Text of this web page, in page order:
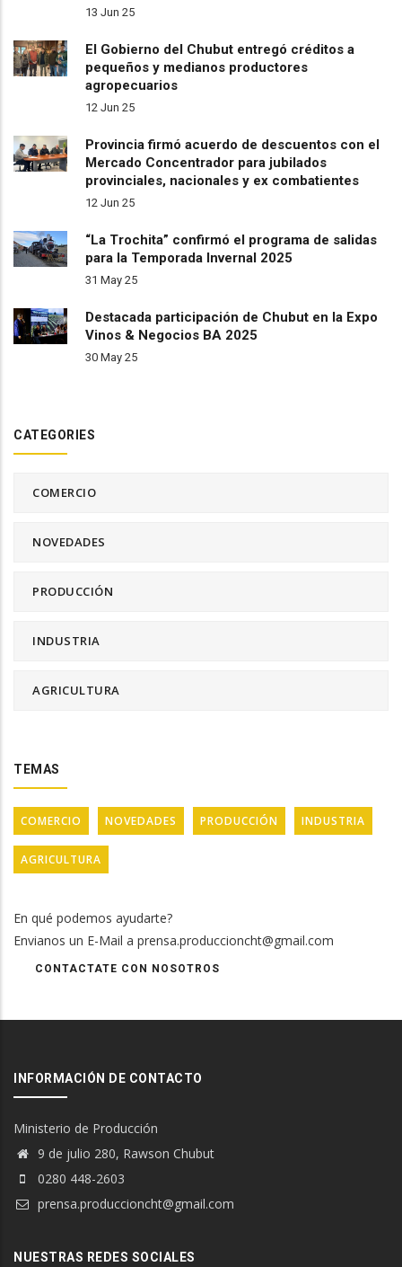
13 Jun 25
El Gobierno del Chubut entregó créditos a
pequeños y medianos productores
agropecuarios
12 Jun 25
Provincia firmó acuerdo de descuentos con el
Mercado Concentrador para jubilados
provinciales, nacionales y ex combatientes
12 Jun 25
“La Trochita” confirmó el programa de salidas
para la Temporada Invernal 2025
31 May 25
Destacada participación de Chubut en la Expo
Vinos & Negocios BA 2025
30 May 25
CATEGORIES
COMERCIO
NOVEDADES
PRODUCCIÓN
INDUSTRIA
AGRICULTURA
TEMAS
COMERCIO NOVEDADES PRODUCCIÓN INDUSTRIA
AGRICULTURA
En qué podemos ayudarte?
Envianos un E-Mail a prensa.produccioncht@gmail.com
CONTACTATE CON NOSOTROS
INFORMACIÓN DE CONTACTO
Ministerio de Producción
9 de julio 280, Rawson Chubut
0280 448-2603
prensa.produccioncht@gmail.com
NUESTRAS REDES SOCIALES